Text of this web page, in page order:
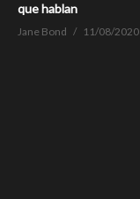
que hablan
Jane Bond 11/08/2020